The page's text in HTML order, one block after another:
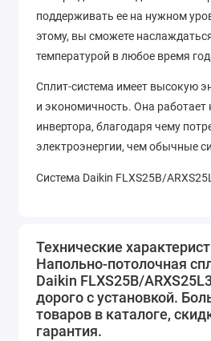
поддерживать ее на нужном
этому, вы сможете
температурой в любое время
Сплит-система имеет высокую
и экономичность. Она работает
инвертора, благодаря чему
электроэнергии, чем обычные
Система Daikin FLXS25B/
включая автоматическое
температуры, функцию "спящий
многое другое.
Если вы ищете надежную и
Технические
Напольно-потолочная
Daikin FLXS25B/
дорого с установкой.
товаров в каталоге,
гарантия.